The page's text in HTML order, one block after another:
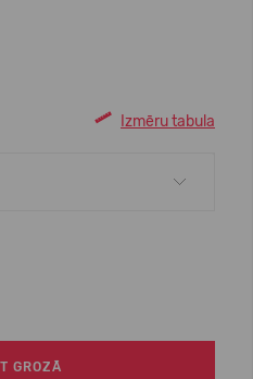
Izmēru tabula
GROZĀ